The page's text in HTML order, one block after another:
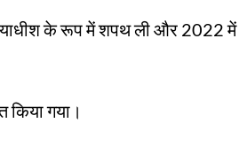
के रूप में शपथ ली और 2022 में
किया गया।